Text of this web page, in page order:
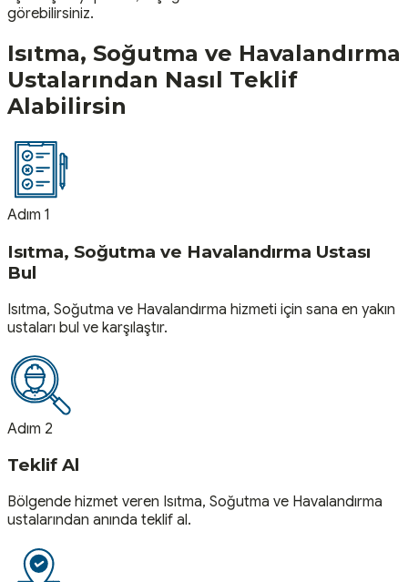
görebilirsiniz.
Isıtma, Soğutma ve Havalandırma
Ustalarından Nasıl Teklif
Alabilirsin
Adım 1
Isıtma, Soğutma ve Havalandırma Ustası
Bul
Isıtma, Soğutma ve Havalandırma hizmeti için sana en yakın
ustaları bul ve karşılaştır.
Adım 2
Teklif Al
Bölgende hizmet veren Isıtma, Soğutma ve Havalandırma
ustalarından anında teklif al.